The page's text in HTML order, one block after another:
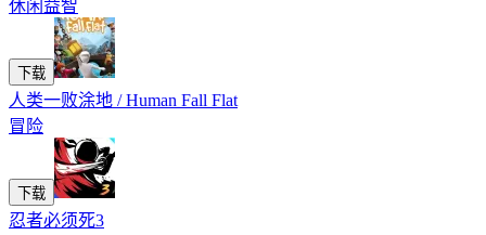
休闲益智
下载
人类一败涂地 / Human Fall Flat
冒险
下载
忍者必须死3